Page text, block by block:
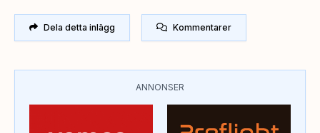
Dela detta inlägg Kommentarer
ANNONSER